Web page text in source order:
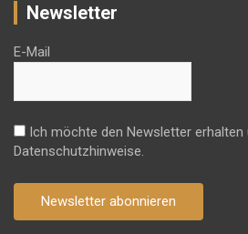
Newsletter
E-Mail
Ich möchte den Newsletter erhalten
Datenschutzhinweise.
Newsletter abonnieren